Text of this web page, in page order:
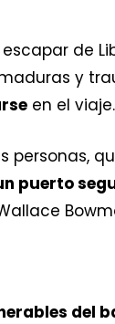
de
y
en el viaje.
personas,
puerto
del